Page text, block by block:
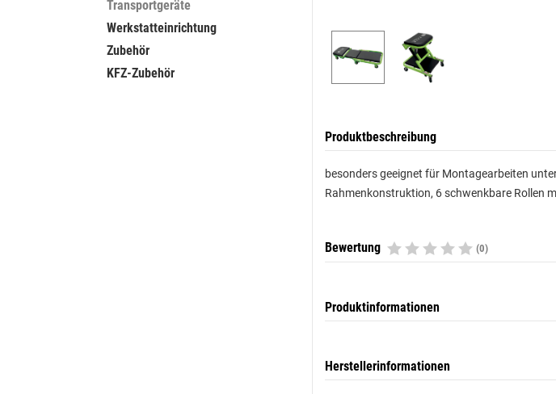
Transportgeräte
Werkstatteinrichtung
Zubehör
KFZ-Zubehör
Produktbeschreibung
besonders geeignet für Montagearbeiten
Rahmenkonstruktion, 6 schwenkbare Rollen
Bewertung (0)
Produktinformationen
Herstellerinformationen